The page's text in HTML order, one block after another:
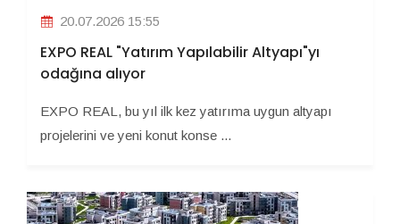
20.07.2026 15:55
EXPO REAL "Yatırım Yapılabilir Altyapı"yı
odağına alıyor
EXPO REAL, bu yıl ilk kez yatırıma uygun altyapı
projelerini ve yeni konut konse ...